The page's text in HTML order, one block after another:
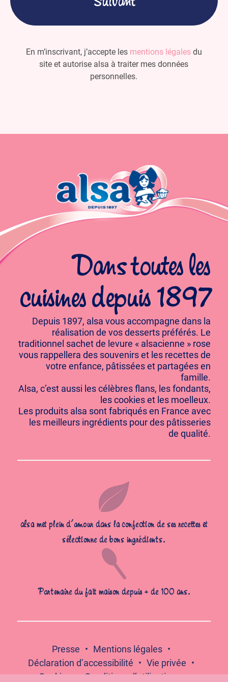
En m’inscrivant, j’accepte les mentions légalesdu
site et autorise alsa à traiter mes données
personnelles.
alsa met plein d’amour dans la confection de ses recettes et
sélectionne de bons ingrédients.
Partenaire du fait maison depuis + de 100 ans.
Dans toutes les
cuisines depuis 1897
Depuis 1897, alsa vous accompagne dans la
réalisation de vos desserts préférés. Le
traditionnel sachet de levure « alsacienne » rose
vous rappellera des souvenirs et les recettes de
votre enfance, pâtissées et partagées en
famille.
Alsa, c’est aussi les célèbres flans, les fondants,
les cookies et les moelleux.
Les produits alsa sont fabriqués en France avec
les meilleurs ingrédients pour des pâtisseries
de qualité.
Presse
Mentions légales
Déclaration d’accessibilité
Vie privée
Cookies
Conditions d’utilisation